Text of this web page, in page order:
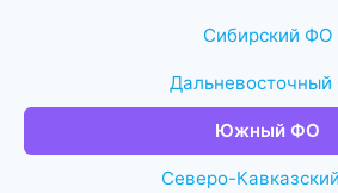
Сибирский ФО
Южный ФО
Северо-